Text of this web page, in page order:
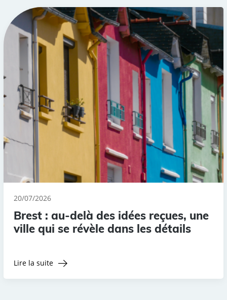
20/07/2026
Brest : au-delà des idées reçues, une
ville qui se révèle dans les détails
Lire la suite